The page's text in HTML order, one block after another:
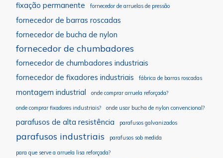
fixação permanente fornecedor de arruelas de pressão
fornecedor de barras roscadas
fornecedor de bucha de nylon
fornecedor de chumbadores
fornecedor de chumbadores industriais
fornecedor de fixadores industriais
fábrica de barras roscadas
montagem industrial onde comprar arruela reforçada?
onde comprar fixadores industriais? onde usar bucha de nylon convencional?
parafusos de alta resistência parafusos galvanizados
parafusos industriais parafusos sob medida
para que serve a arruela lisa reforçada?